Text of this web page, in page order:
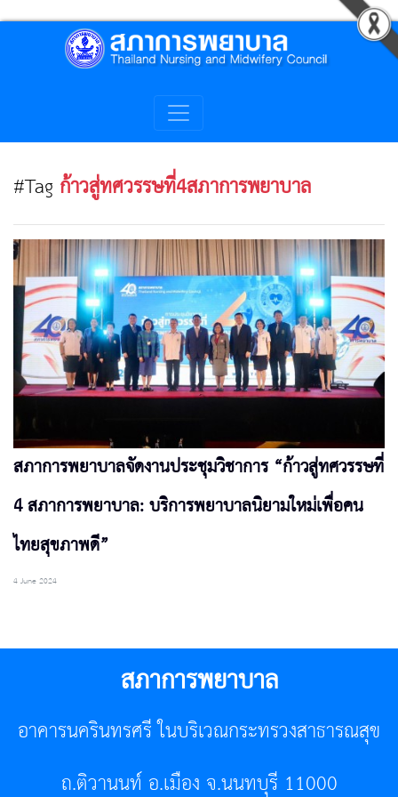
#Tag ก้าวสู่ทศวรรษที่4สภาการพยาบาล
สภาการพยาบาลจัดงานประชุมวิชาการ “ก้าวสู่ทศวรรษที่
4 สภาการพยาบาล: บริการพยาบาลนิยามใหม่เพื่อคน
ไทยสุขภาพดี”
4 June 2024
สภาการพยาบาล
อาคารนครินทรศรี ในบริเวณกระทรวงสาธารณสุข
ถ.ติวานนท์ อ.เมือง จ.นนทบุรี 11000